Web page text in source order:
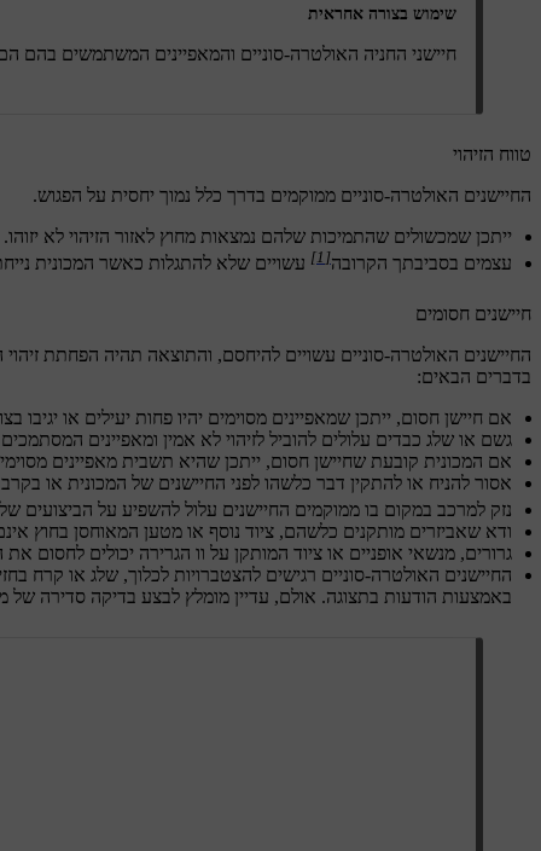
שימוש בצורה אחראית
חיישני החניה האולטרה-סוניים והמאפיינים המשתמשים בהם
טווח הזיהוי
החיישנים האולטרה-סוניים ממוקמים בדרך כלל נמוך יחסית על הפגוש.
ייתכן שמכשולים שהתמיכות שלהם נמצאות מחוץ לאזור הזיהוי לא
עצמים בסביבתך הקרובה[1] עשויים שלא להתגלות כאשר המכונית
חיישנים חסומים
החיישנים האולטרה-סוניים עשויים להיחסם, והתוצאה תהיה הפחתת
בדברים הבאים:
אם חיישן חסום, ייתכן שמאפיינים מסוימים יהיו פחות יעילים או יגיבו
גשם או שלג כבדים עלולים להוביל לזיהוי לא אמין ומאפיינים
אם המכונית קובעת שחיישן חסום, ייתכן שהיא תשבית מאפיינים
אסור להניח או להתקין דבר כלשהו לפני החיישנים של המכונית או
נזק למרכב במקום בו ממוקמים החיישנים עלול להשפיע על הביצועים
ודא שאביזרים מותקנים כלשהם, ציוד נוסף או מטען המאוחסן בחוץ
גרורים, מנשאי אופניים או ציוד המותקן על וו הגרירה יכולים לחסום את
החיישנים האולטרה-סוניים רגישים להצטברויות לכלוך, שלג או קרח
באמצעות הודעות בתצוגה. אולם, עדיין מומלץ לבצע בדיקה סדירה של